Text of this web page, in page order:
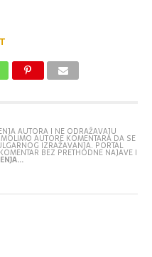
AUTORA I NE ODRAŽAVAJU
AUTORE KOMENTARA DA SE
IZRAŽAVANJA. PORTAL
BEZ PRETHODNE NAJAVE I